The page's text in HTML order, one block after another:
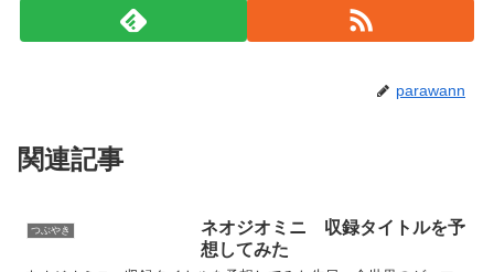
parawann
関連記事
つぶやき
ネオジオミニ 収録タイトルを予
想してみた